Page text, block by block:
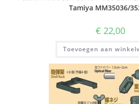
Tamiya MM35036/
€ 22,00
Toevoegen aan